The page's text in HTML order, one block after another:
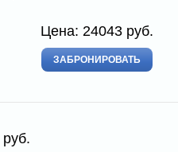
Цена: 24043 руб.
ЗАБРОНИРОВАТЬ
руб.